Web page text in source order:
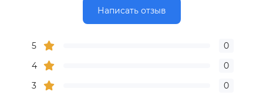
Написать отзыв
5
0
4
0
3
0